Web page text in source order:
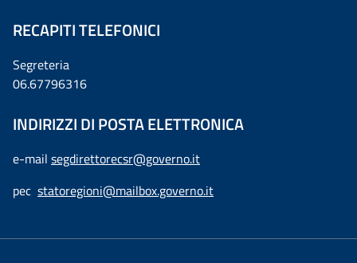
RECAPITI TELEFONICI
Segreteria
06.67796316
INDIRIZZI DI POSTA ELETTRONICA
e-mail segdirettorecsr@governo.it
pec statoregioni@mailbox.governo.it